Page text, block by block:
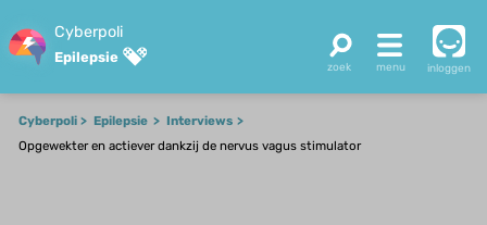
Cyberpoli
Epilepsie
inloggen
Cyberpoli Epilepsie
Interviews
Opgewekter en actiever dankzij de nervus vagus stimulator